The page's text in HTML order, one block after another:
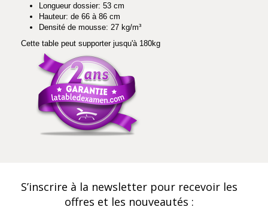
Longueur dossier: 53 cm
Hauteur: de 66 à 86 cm
Densité de mousse: 27 kg/m³
Cette table peut supporter jusqu'à 180kg
S’inscrire à la newsletter pour recevoir les
offres et les nouveautés :